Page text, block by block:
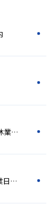
【重要】2024年夏季休業のご案内
【重要】年末年始休業日および商品出荷のご案内